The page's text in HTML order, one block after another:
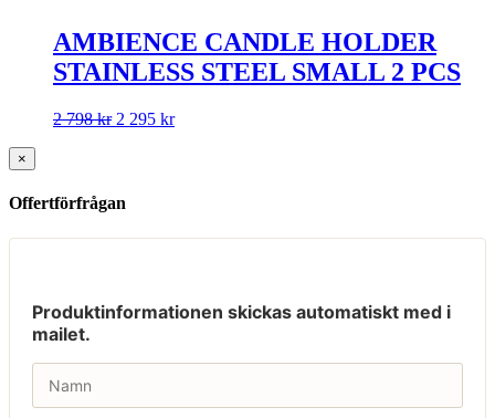
AMBIENCE CANDLE HOLDER
STAINLESS STEEL SMALL 2 PCS
2 798kr 2 295 kr
×
Offertförfrågan
Produktinformationen skickas automatiskt med i
mailet.